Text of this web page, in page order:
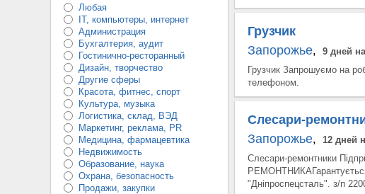
Любая
IT, компьютеры, интернет
Администрация
Бухгалтерия, аудит
Гостинично-ресторанный
Дизайн, творчество
Другие сферы
Красота, фитнес, спорт
Культура, музыка
Логистика, склад, ВЭД
Маркетинг, реклама, PR
Медицина, фармацевтика
Недвижимость
Образование, наука
Охрана, безопасность
Продажи, закупки
Грузчик
Запорожье,
9 дней
Грузчик Запрошуємо на
телефоном.
Слесари-
Запорожье,
12 дней
Слесари-ремонтники
РЕМОНТНИКАГарантується
"Дніпроспецсталь". з/п